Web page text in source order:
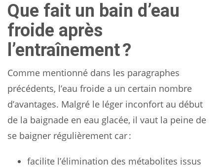
Que fait un bain d’eau
froide après
l’entraînement ?
Comme mentionné dans les paragraphes
précédents, l’eau froide a un certain nombre
d’avantages. Malgré le léger inconfort au début
de la baignade en eau glacée, il vaut la peine de
se baigner régulièrement car :
facilite l’élimination des métabolites issus